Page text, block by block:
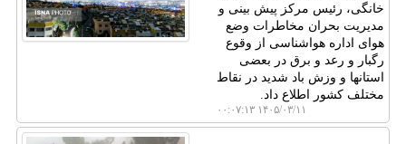
خانگی، رئیس مرکز پیش بینی و
مدیریت بحران مخاطرات وضع
هوای اداره هواشناسی از وقوع
رگبار و رعد و برق در بعضی
استانها و وزش باد شدید در نقاط
مختلف کشور اطلاع داد.
۱۴۰۵/۰۳/۱۱ ۰۰:۰۷:۱۳